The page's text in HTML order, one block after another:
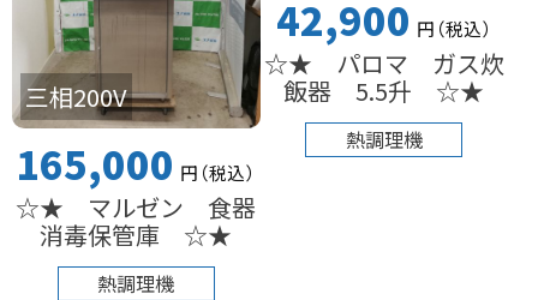
三相200V
165,000 円（税込）
☆★ マルゼン 食器
消毒保管庫 ☆★
熱調理機
42,900 円（税込）
☆★ パロマ ガス炊
飯器 5.5升 ☆★
熱調理機